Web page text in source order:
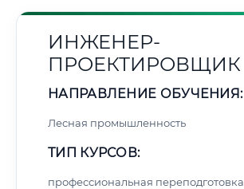
ИНЖЕНЕР-
ПРОЕКТИРОВЩИК
НАПРАВЛЕНИЕ ОБУЧЕНИЯ:
Лесная промышленность
ТИП КУРСОВ:
профессиональная переподготовка